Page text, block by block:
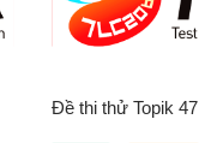
Đề thi thử Topik 47